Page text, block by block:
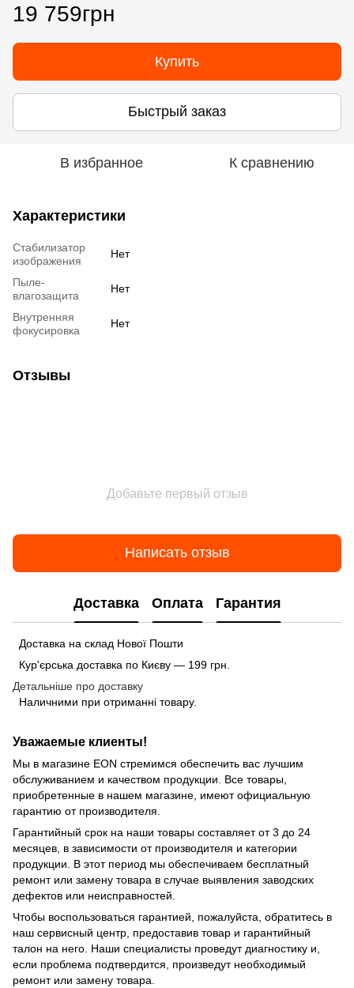
19 759грн
Купить
Быстрый заказ
В избранное К сравнению
Характеристики
Стабилизатор
изображения
Нет
Пыле-
влагозащита
Нет
Внутренняя
фокусировка
Нет
Отзывы
Добавьте первый отзыв
Написать отзыв
Доставка Оплата Гарантия
Доставка на склад Нової Пошти
Кур'єрська доставка по Києву — 199 грн.
Детальніше про доставку
Наличними при отриманні товару.
Уважаемые клиенты!
Мы в магазине EON стремимся обеспечить вас лучшим
обслуживанием и качеством продукции. Все товары,
приобретенные в нашем магазине, имеют официальную
гарантию от производителя.
Гарантийный срок на наши товары составляет от 3 до 24
месяцев, в зависимости от производителя и категории
продукции. В этот период мы обеспечиваем бесплатный
ремонт или замену товара в случае выявления заводских
дефектов или неисправностей.
Чтобы воспользоваться гарантией, пожалуйста, обратитесь в
наш сервисный центр, предоставив товар и гарантийный
талон на него. Наши специалисты проведут диагностику и,
если проблема подтвердится, произведут необходимый
ремонт или замену товара.